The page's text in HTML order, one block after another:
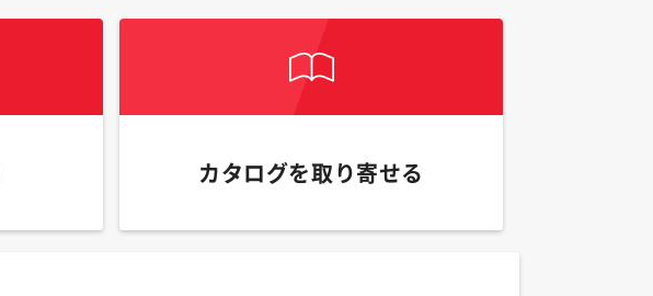
カタログを取り寄せる